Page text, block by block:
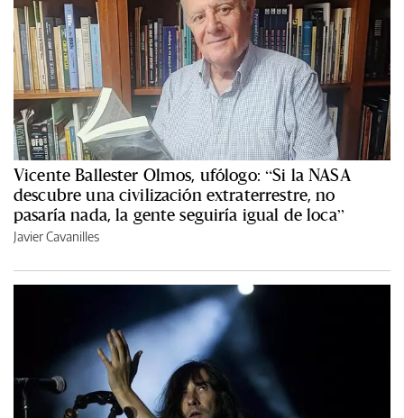
Vicente Ballester Olmos, ufólogo: “Si la NASA
descubre una civilización extraterrestre, no
pasaría nada, la gente seguiría igual de loca”
Javier Cavanilles